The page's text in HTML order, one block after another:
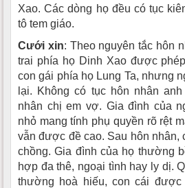
Xao. Các dòng họ đều có tục
tô tem giáo.
Cưới xin: Theo nguyên tắc hôn
trai phía họ Dinh Xao được
con gái phía họ Lung Ta, nhưng
lại. Không có tục hôn nhân
nhân chị em vợ. Gia đình của
nhỏ mang tính phụ quyền rõ rệt
vẫn được đề cao. Sau hôn nhân,
chồng. Gia đình của họ thường
hợp đa thê, ngoại tình hay ly dị.
thường hoà hiếu, con cái được